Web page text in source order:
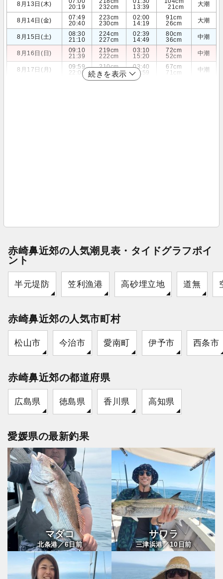
8月13日(木)
20:19
232cm
13:39
21cm
大潮
8月14日(金)
07:49
20:40
223cm
230cm
02:00
14:19
91cm
26cm
大潮
8月15日(土)
08:30
21:10
224cm
227cm
02:39
14:49
80cm
36cm
中潮
8月16日(日)
09:10
21:39
219cm
222cm
03:10
15:20
72cm
52cm
中潮
8月17日(月)
09:59
22:00
210cm
215cm
03:40
15:59
67cm
71cm
中潮
続きを表示
赤崎鼻近郊の人気潮見表・タイドグラフポイ
ント
半元堤防 笠利漁港 高砂埋立地 道無
赤崎鼻近郊の人気市町村
松山市 今治市 愛南町 伊予市 西条市
赤崎鼻近郊の都道府県
広島県 徳島県 香川県 高知県
愛媛県の最新釣果
マダコ
北条港／6日前
サワラ
三津浜港／10日前